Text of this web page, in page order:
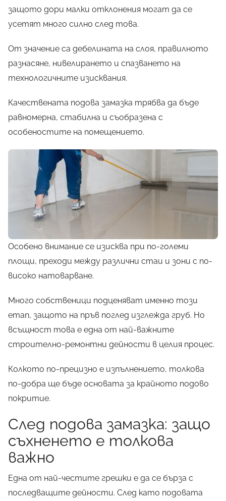
защото дори малки отклонения могат да се
усетят много силно след това.
От значение са дебелината на слоя, правилното
разнасяне, нивелирането и спазването на
технологичните изисквания.
Качествената подова замазка трябва да бъде
равномерна, стабилна и съобразена с
особеностите на помещението.
Особено внимание се изисква при по-големи
площи, преходи между различни стаи и зони с по-
високо натоварване.
Много собственици подценяват именно този
етап, защото на пръв поглед изглежда груб. Но
всъщност това е една от най-важните
строително-ремонтни дейности в целия процес.
Колкото по-прецизно е изпълнението, толкова
по-добра ще бъде основата за крайното подово
покритие.
След подова замазка: защо
съхненето е толкова
важно
Една от най-честите грешки е да се бърза с
последващите дейности. След като подовата